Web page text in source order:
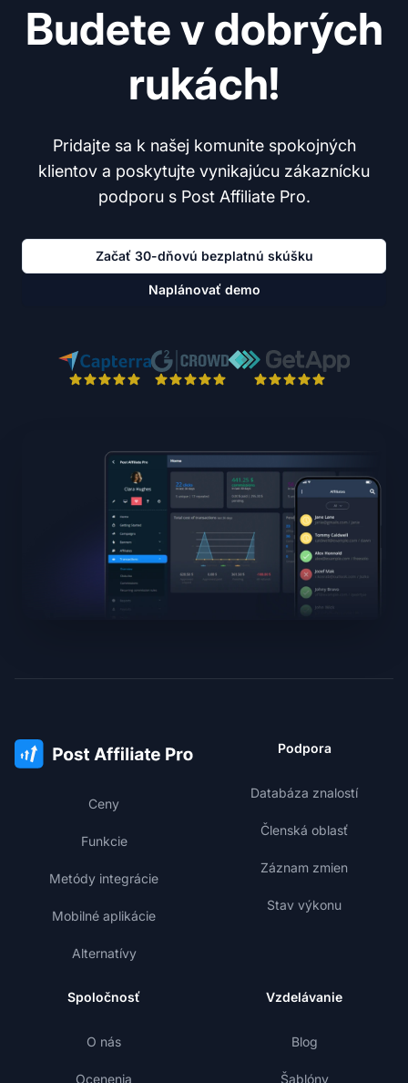
Budete v dobrých
rukách!
Pridajte sa k našej komunite spokojných
klientov a poskytujte vynikajúcu zákaznícku
podporu s Post Affiliate Pro.
Začať 30-dňovú bezplatnú skúšku
Naplánovať demo
Ceny
Funkcie
Metódy integrácie
Mobilné aplikácie
Alternatívy
Podpora
Databáza znalostí
Členská oblasť
Záznam zmien
Stav výkonu
Spoločnosť
O nás
Ocenenia
Vzdelávanie
Blog
Šablóny